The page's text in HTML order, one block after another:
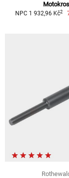
Motokros
NPC 1 932,96 Kč2